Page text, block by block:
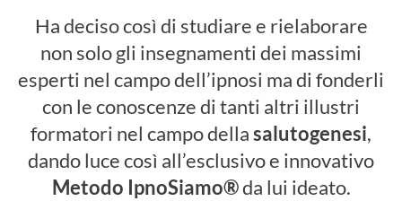
Ha deciso così di studiare e rielaborare
non solo gli insegnamenti dei massimi
esperti nel campo dell’ipnosi ma di fonderli
con le conoscenze di tanti altri illustri
formatori nel campo dellasalutogenesi,
dando luce così all’esclusivo e innovativo
Metodo IpnoSiamo®da lui ideato.